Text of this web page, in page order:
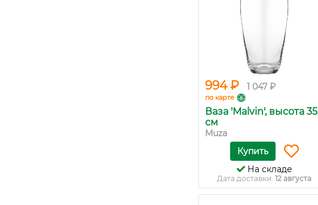
994 ₽ 1 047 ₽
по карте
Ваза 'Malvin', высота 35
см
Muza
Купить
На складе
Дата доставки: 12 августа